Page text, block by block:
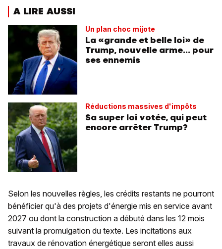
A LIRE AUSSI
Un plan choc mijote
La «grande et belle loi» de
Trump, nouvelle arme... pour
ses ennemis
Réductions massives d'impôts
Sa super loi votée, qui peut
encore arrêter Trump?
Selon les nouvelles règles, les crédits restants ne pourront
bénéficier qu'à des projets d'énergie mis en service avant
2027 ou dont la construction a débuté dans les 12 mois
suivant la promulgation du texte. Les incitations aux
travaux de rénovation énergétique seront elles aussi